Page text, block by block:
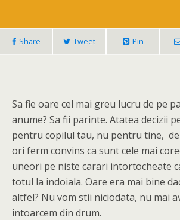
Share Tweet Pin
Sa fie oare cel mai greu lucru de pe
anume? Sa fii parinte. Atatea decizii
pentru copilul tau, nu pentru tine, de
ori ferm convins ca sunt cele mai
uneori pe niste carari intortocheate
totul la indoiala. Oare era mai bine
altfel? Nu vom stii niciodata, nu mai
intoarcem din drum.